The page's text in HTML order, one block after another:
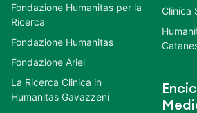
Fondazione Humanitas per la
Ricerca
Fondazione Humanitas
Fondazione Ariel
La Ricerca Clinica in
Humanitas Gavazzeni
Clinica